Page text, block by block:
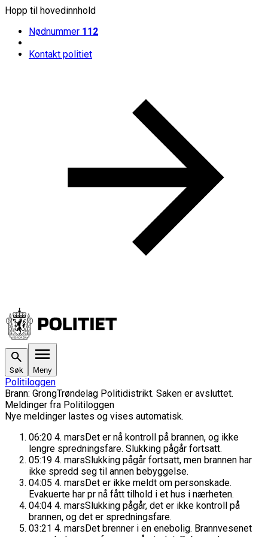
Hopp til hovedinnhold
Nødnummer 112
Kontakt politiet
Søk Meny
Politiloggen
Brann: GrongTrøndelag Politidistrikt. Saken er avsluttet.
Meldinger fra Politiloggen
Nye meldinger lastes og vises automatisk.
06:20 4. marsDet er nå kontroll på brannen, og ikke
lengre spredningsfare. Slukking pågår fortsatt.
05:19 4. marsSlukking pågår fortsatt, men brannen har
ikke spredd seg til annen bebyggelse.
04:05 4. marsDet er ikke meldt om personskade.
Evakuerte har pr nå fått tilhold i et hus i nærheten.
04:04 4. marsSlukking pågår, det er ikke kontroll på
brannen, og det er spredningsfare.
03:21 4. marsDet brenner i en enebolig. Brannvesenet